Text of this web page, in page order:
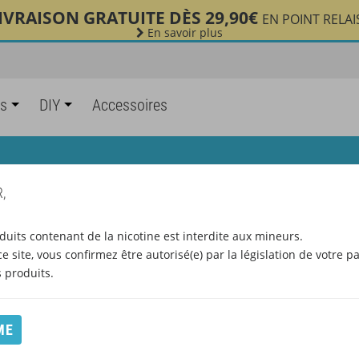
GRATUITE DÈS 29,90€ EN POINT
En savoir plus
DIY Accessoires
SUR LA E-
ÉLECTRONIQUE
informations relatives à la qualité de nos
aux avantages de la cigarette
contenant de la nicotine est interdite aux mineurs.
site, vous confirmez être autorisé(e) par la législation de votre
produits.